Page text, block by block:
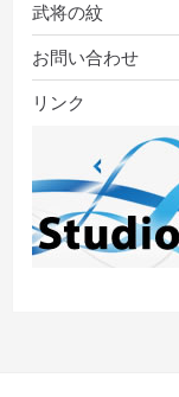
武将の紋
お問い合わせ
リンク